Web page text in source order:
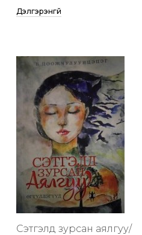
Дэлгэрэнгүй
Сэтгэлд зурсан аялгуу/